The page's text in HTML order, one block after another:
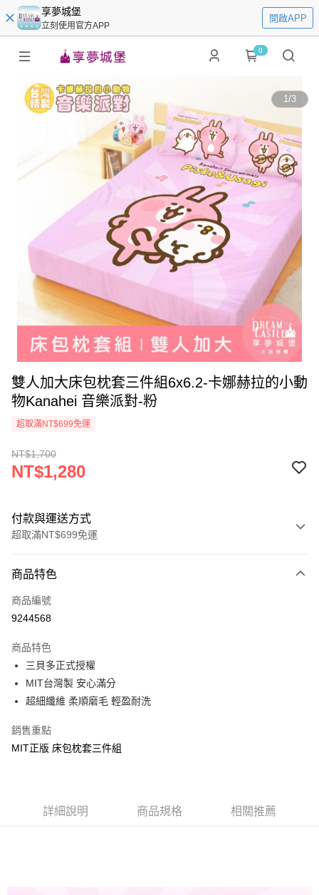
享夢城堡
立刻使用官方APP
開啟APP
0
1/3
雙人加大床包枕套三件組6x6.2-卡娜赫拉的小動
物Kanahei 音樂派對-粉
超取滿NT$699免運
NT$1,700
NT$1,280
付款與運送方式
超取滿NT$699免運
信用卡一次付款
超商取貨付款
Apple Pay
街口支付
Google Pay
商品特色
商品編號
9244568
商品特色
三貝多正式授權
MIT台灣製 安心滿分
超細纖維 柔順磨毛 輕盈耐洗
銷售重點
MIT正版 床包枕套三件組
詳細說明 商品規格 相關推薦